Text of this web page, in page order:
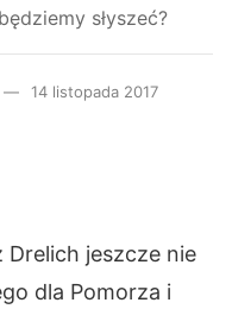
słyszeć?
14 listopada 2017
Drelich jeszcze nie
dla Pomorza i